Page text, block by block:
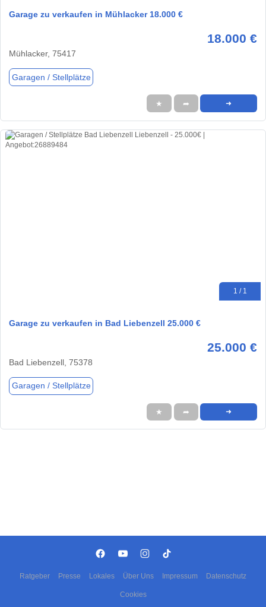
Garage zu verkaufen in Mühlacker 18.000 €
18.000 €
Mühlacker, 75417
Garagen / Stellplätze
★ ➦ ➜
1 / 1
Garage zu verkaufen in Bad Liebenzell 25.000 €
25.000 €
Bad Liebenzell, 75378
Garagen / Stellplätze
★ ➦ ➜
Ratgeber Presse Lokales Über Uns Impressum Datenschutz
Cookies